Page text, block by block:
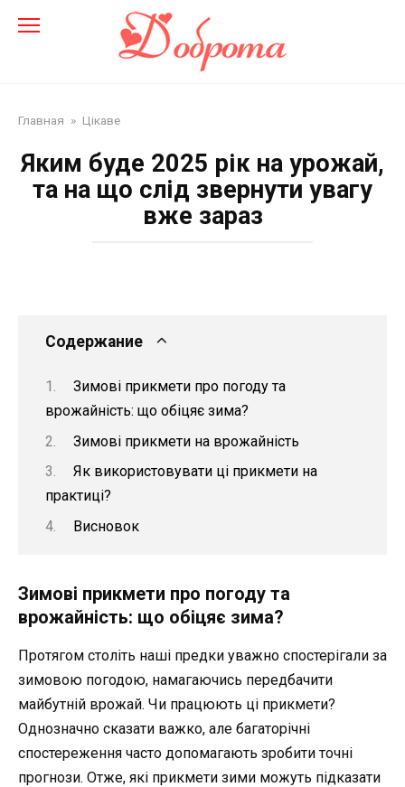
Главная » Цікаве
Яким буде 2025 рік на урожай,
та на що слід звернути увагу
вже зараз
Содержание
Зимові прикмети про погоду та
врожайність: що обіцяє зима?
Зимові прикмети на врожайність
Як використовувати ці прикмети на
практиці?
Висновок
Зимові прикмети про погоду та
врожайність: що обіцяє зима?
Протягом століть наші предки уважно спостерігали за
зимовою погодою, намагаючись передбачити
майбутній врожай. Чи працюють ці прикмети?
Однозначно сказати важко, але багаторічні
спостереження часто допомагають зробити точні
прогнози. Отже, які прикмети зими можуть підказати